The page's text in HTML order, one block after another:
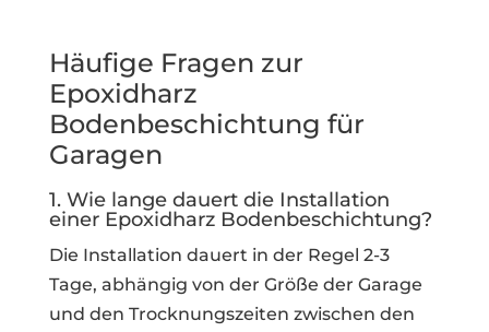
Häufige Fragen zur
Epoxidharz
Bodenbeschichtung für
Garagen
1. Wie lange dauert die Installation
einer Epoxidharz Bodenbeschichtung?
Die Installation dauert in der Regel 2-3
Tage, abhängig von der Größe der Garage
und den Trocknungszeiten zwischen den